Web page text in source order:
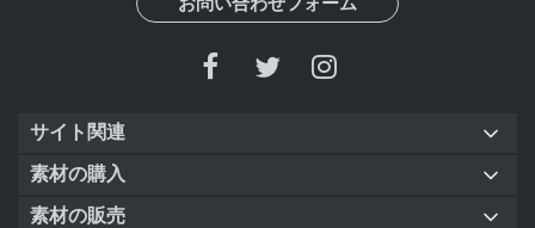
サイト関連
素材の購入
素材の販売